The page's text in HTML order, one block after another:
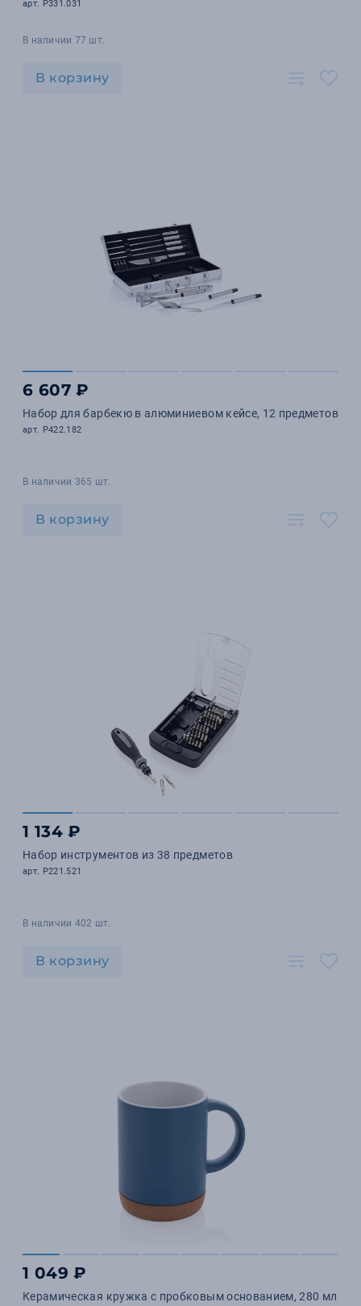
арт. P331.031
В наличии 77 шт.
В корзину
6 607 ₽
Набор для барбекю в алюминиевом кейсе, 12 предметов
арт. P422.182
В наличии 365 шт.
В корзину
1 134 ₽
Набор инструментов из 38 предметов
арт. P221.521
В наличии 402 шт.
В корзину
1 049 ₽
Керамическая кружка с пробковым основанием, 280 мл